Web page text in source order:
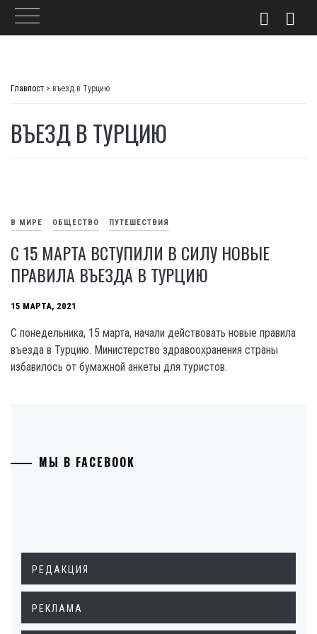
Главпост > въезд в Турцию
ВЪЕЗД В ТУРЦИЮ
В МИРЕ ОБЩЕСТВО ПУТЕШЕСТВИЯ
С 15 МАРТА ВСТУПИЛИ В СИЛУ НОВЫЕ
ПРАВИЛА ВЪЕЗДА В ТУРЦИЮ
15 МАРТА, 2021
С понедельника, 15 марта, начали действовать новые правила
въезда в Турцию. Министерство здравоохранения страны
избавилось от бумажной анкеты для туристов.
МЫ В FACEBOOK
РЕДАКЦИЯ
РЕКЛАМА